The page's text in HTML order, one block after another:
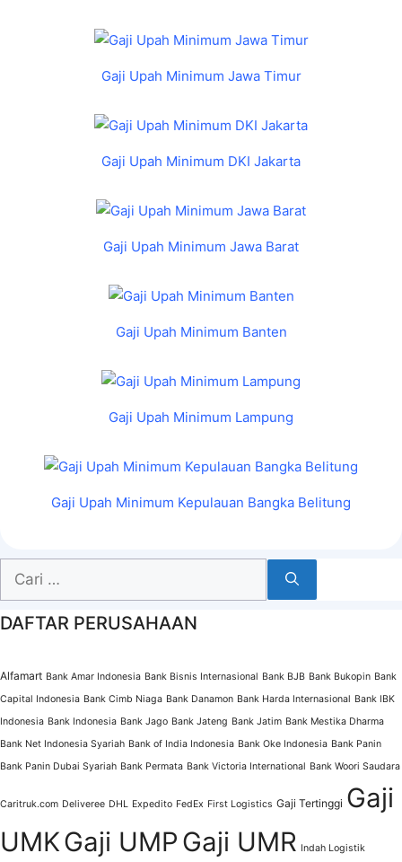
Gaji Upah Minimum Jawa Timur
Gaji Upah Minimum DKI Jakarta
Gaji Upah Minimum Jawa Barat
Gaji Upah Minimum Banten
Gaji Upah Minimum Lampung
Gaji Upah Minimum Kepulauan Bangka Belitung
Cari
DAFTAR PERUSAHAAN
Alfamart Bank Amar Indonesia Bank Bisnis Internasional Bank BJB Bank Bukopin Bank
Capital Indonesia Bank Cimb Niaga Bank Danamon Bank Harda Internasional Bank IBK
Indonesia Bank Indonesia Bank Jago Bank Jateng Bank Jatim Bank Mestika Dharma
Bank Net Indonesia Syariah Bank of India Indonesia Bank Oke Indonesia Bank Panin
Bank Panin Dubai Syariah Bank Permata Bank Victoria International Bank Woori Saudara
Caritruk.com Deliveree DHL Expedito FedEx First Logistics Gaji Tertinggi Gaji
UMKGaji UMP Gaji UMR Indah Logistik